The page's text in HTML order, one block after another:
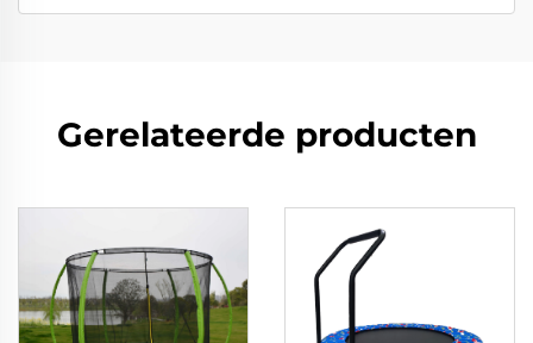
Gerelateerde producten